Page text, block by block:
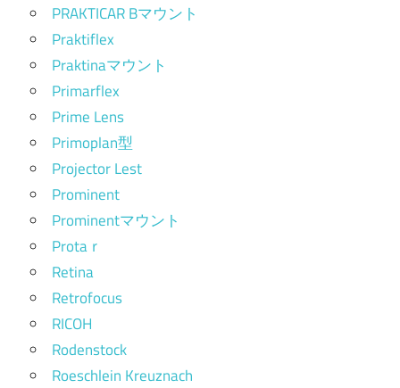
PRAKTICAR Bマウント
Praktiflex
Praktinaマウント
Primarflex
Prime Lens
Primoplan型
Projector Lest
Prominent
Prominentマウント
Protaｒ
Retina
Retrofocus
RICOH
Rodenstock
Roeschlein Kreuznach